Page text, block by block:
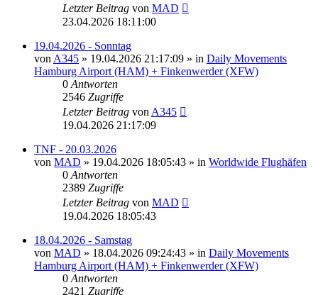
Letzter Beitrag von MAD
23.04.2026 18:11:00
19.04.2026 - Sonntag
von A345 » 19.04.2026 21:17:09 » in Daily Movements
Hamburg Airport (HAM) + Finkenwerder (XFW)
0 Antworten
2546 Zugriffe
Letzter Beitrag von A345
19.04.2026 21:17:09
TNF - 20.03.2026
von MAD » 19.04.2026 18:05:43 » in Worldwide Flughäfen
0 Antworten
2389 Zugriffe
Letzter Beitrag von MAD
19.04.2026 18:05:43
18.04.2026 - Samstag
von MAD » 18.04.2026 09:24:43 » in Daily Movements
Hamburg Airport (HAM) + Finkenwerder (XFW)
0 Antworten
2421 Zugriffe